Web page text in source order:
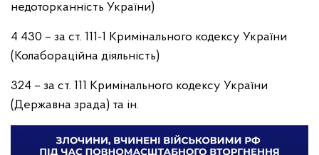
недоторканність України)
4 430 – за ст. 111-1 Кримінального кодексу України
(Колабораційна діяльність)
324 – за ст. 111 Кримінального кодексу України
(Державна зрада) та ін.